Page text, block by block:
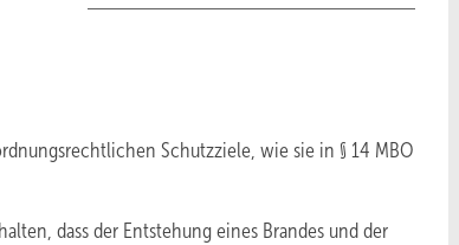
Schutzziele, wie sie in § 14 MBO
dass der Entstehung eines Brandes und der